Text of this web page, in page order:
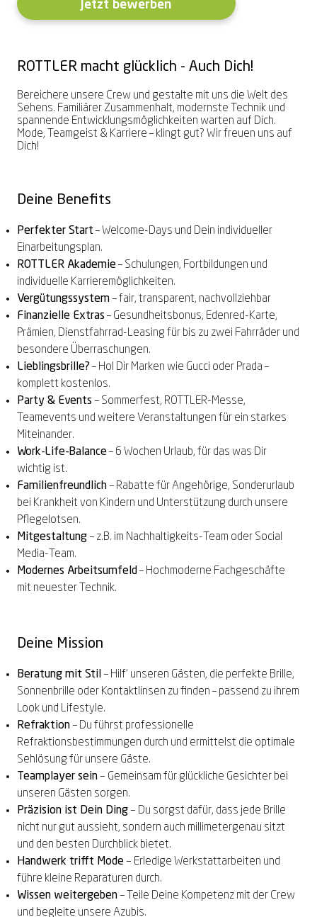
Jetzt bewerben
ROTTLER macht glücklich - Auch Dich!
Bereichere unsere Crew und gestalte mit uns die Welt des
Sehens. Familiärer Zusammenhalt, modernste Technik und
spannende Entwicklungsmöglichkeiten warten auf Dich.
Mode, Teamgeist & Karriere – klingt gut? Wir freuen uns auf
Dich!
Deine Benefits
Perfekter Start– Welcome-Days und Dein individueller
Einarbeitungsplan.
ROTTLER Akademie– Schulungen, Fortbildungen und
individuelle Karrieremöglichkeiten.
Vergütungssystem– fair, transparent, nachvollziehbar
Finanzielle Extras– Gesundheitsbonus, Edenred-Karte,
Prämien, Dienstfahrrad-Leasing für bis zu zwei Fahrräder und
besondere Überraschungen.
Lieblingsbrille?– Hol Dir Marken wie Gucci oder Prada –
komplett kostenlos.
Party & Events– Sommerfest, ROTTLER-Messe,
Teamevents und weitere Veranstaltungen für ein starkes
Miteinander.
Work-Life-Balance– 6 Wochen Urlaub, für das was Dir
wichtig ist.
Familienfreundlich– Rabatte für Angehörige, Sonderurlaub
bei Krankheit von Kindern und Unterstützung durch unsere
Pflegelotsen.
Mitgestaltung– z.B. im Nachhaltigkeits-Team oder Social
Media-Team.
Modernes Arbeitsumfeld– Hochmoderne Fachgeschäfte
mit neuester Technik.
Deine Mission
Beratung mit Stil– Hilf‘ unseren Gästen, die perfekte Brille,
Sonnenbrille oder Kontaktlinsen zu finden – passend zu ihrem
Look und Lifestyle.
Refraktion– Du führst professionelle
Refraktionsbestimmungen durch und ermittelst die optimale
Sehlösung für unsere Gäste.
Teamplayer sein– Gemeinsam für glückliche Gesichter bei
unseren Gästen sorgen.
Präzision ist Dein Ding– Du sorgst dafür, dass jede Brille
nicht nur gut aussieht, sondern auch millimetergenau sitzt
und den besten Durchblick bietet.
Handwerk trifft Mode– Erledige Werkstattarbeiten und
führe kleine Reparaturen durch.
Wissen weitergeben– Teile Deine Kompetenz mit der Crew
und begleite unsere Azubis.
Gaming-Brille
Zeiss
Exklusive Marken
2 Brillen = 1 Preis – teilbar
Begleitung*
2 Gläser inklusive
Bei jeder Brille & Sonnenbrille²
Exklusive Marken
Sonnenbrille zum
Schon ab € 14,95²
Summer-Sale
Bis zu 50% sparen³
PRECISION
LuckyLens
Zum Onlineshop
Kontaktlinsen online entdecken
Online-Hörtest
Nulltarif-Hörgeräte
Akku-Hörgeräte
Schon ab € 249,90¹
Sorglospaket
Vereinbare bequem online Deinen
Termin
Brillenbonusversicherung
Schütze Deine neue Brille
Alle Leistungen entdecken →
Sommer-Gewinnspiel
Dein HörGlück ab € 0,-⁰
Alle Angebote entdecken →